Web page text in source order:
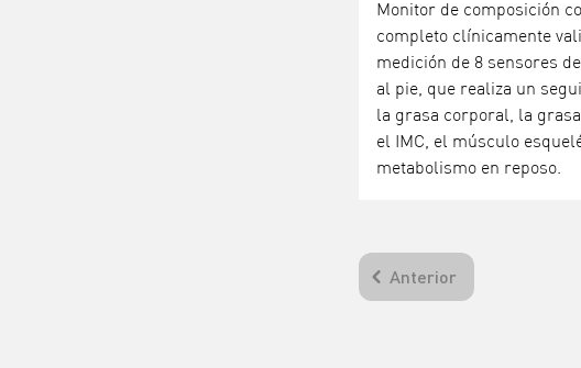
Monitor de composición
completo clínicamente
medición de 8 sensores
al pie, que realiza un
la grasa corporal, la
el IMC, el músculo
metabolismo en reposo.
Anterior